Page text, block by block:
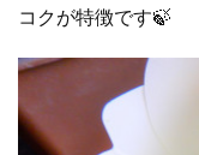
コクが特徴です🍃